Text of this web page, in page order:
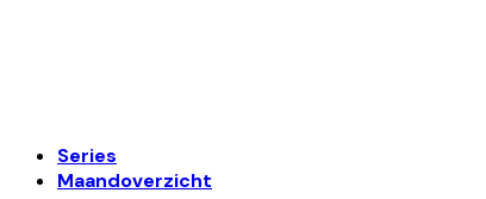
Series
Maandoverzicht